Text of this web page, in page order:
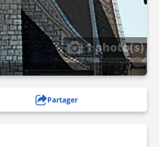
1 photo(s)
Partager